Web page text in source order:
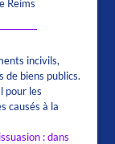
Reims
incivils,
de biens publics.
pour les
causés à la
: dans